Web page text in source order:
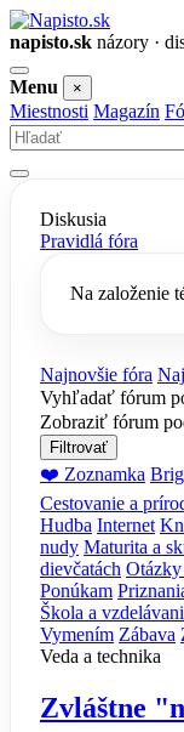
napisto.sk názory ·
Otvoriť
menu
Menu ×
Miestnosti Magazín
Vyhľadať
Diskusia
Pravidlá fóra
Na založenie
Najnovšie fóra
Vyhľadať fórum
Zobraziť fórum
Filtrovať
❤️ Zoznamka
Cestovanie a
Hudba Internet
nudy Maturita a
dievčatách
Ponúkam
Škola a
Vymením Zábava
Veda a technika
Zvláštne